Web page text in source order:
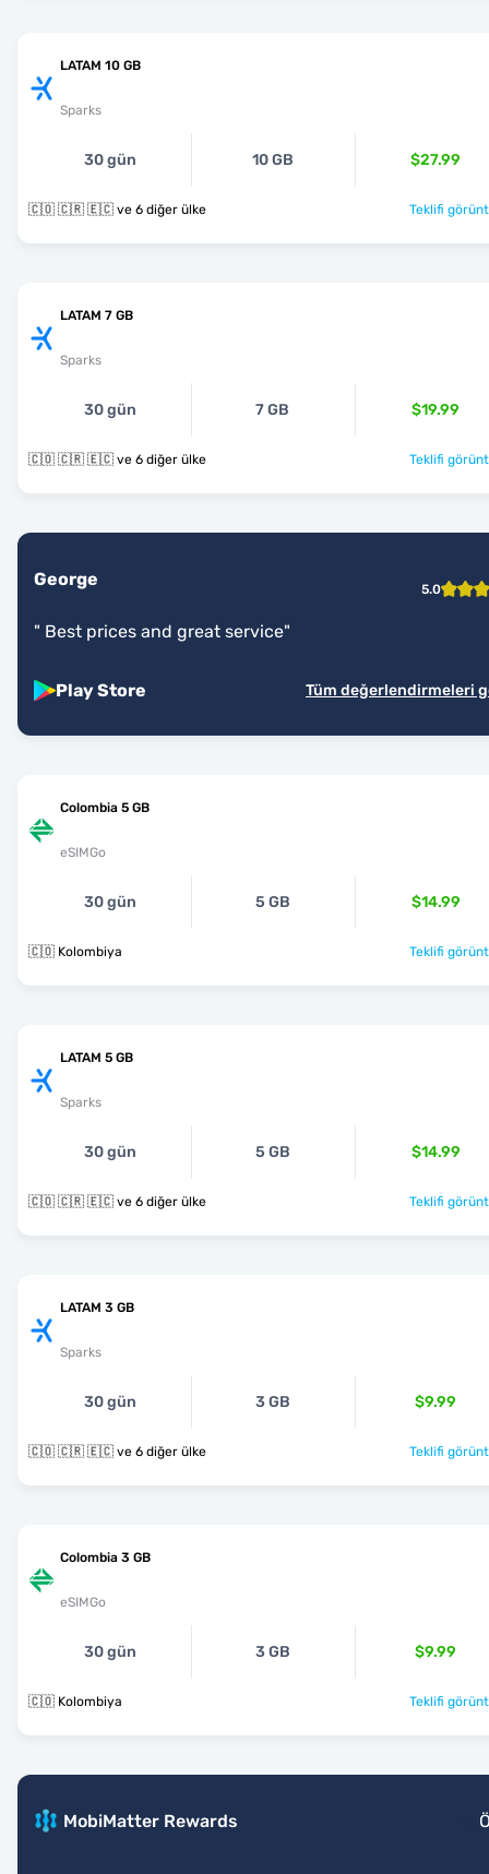
LATAM 10 GB
Sparks
30 gün 10 GB $27.99
🇨🇴 🇨🇷 🇪🇨 ve 6 diğer ülke Teklifi
LATAM 7 GB
Sparks
30 gün 7 GB $19.99
🇨🇴 🇨🇷 🇪🇨 ve 6 diğer ülke Teklifi
George 5.0
" Best prices and great service"
Play Store Tüm değerlendirmeleri
Colombia 5 GB
eSIMGo
30 gün 5 GB $14.99
🇨🇴 Kolombiya Teklifi
LATAM 5 GB
Sparks
30 gün 5 GB $14.99
🇨🇴 🇨🇷 🇪🇨 ve 6 diğer ülke Teklifi
LATAM 3 GB
Sparks
30 gün 3 GB $9.99
🇨🇴 🇨🇷 🇪🇨 ve 6 diğer ülke Teklifi
Colombia 3 GB
eSIMGo
30 gün 3 GB $9.99
🇨🇴 Kolombiya Teklifi
MobiMatter Rewards